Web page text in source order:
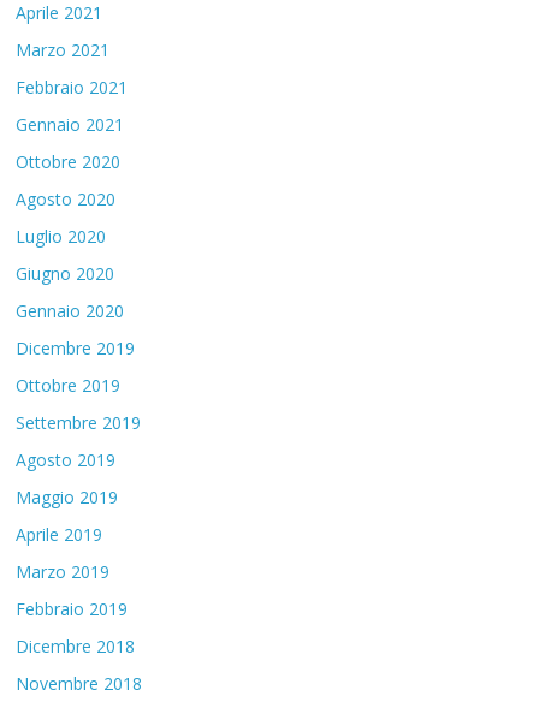
Aprile 2021
Marzo 2021
Febbraio 2021
Gennaio 2021
Ottobre 2020
Agosto 2020
Luglio 2020
Giugno 2020
Gennaio 2020
Dicembre 2019
Ottobre 2019
Settembre 2019
Agosto 2019
Maggio 2019
Aprile 2019
Marzo 2019
Febbraio 2019
Dicembre 2018
Novembre 2018